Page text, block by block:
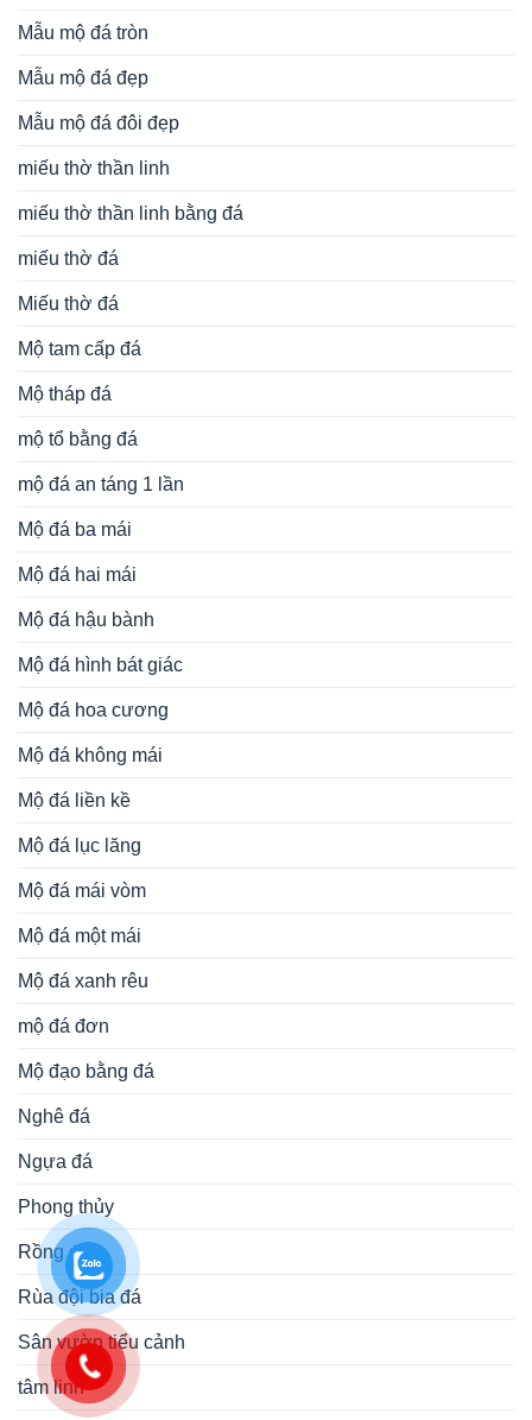
Mẫu mộ đá tròn
Mẫu mộ đá đẹp
Mẫu mộ đá đôi đẹp
miếu thờ thần linh
miếu thờ thần linh bằng đá
miếu thờ đá
Miếu thờ đá
Mộ tam cấp đá
Mộ tháp đá
mộ tổ bằng đá
mộ đá an táng 1 lần
Mộ đá ba mái
Mộ đá hai mái
Mộ đá hậu bành
Mộ đá hình bát giác
Mộ đá hoa cương
Mộ đá không mái
Mộ đá liền kề
Mộ đá lục lăng
Mộ đá mái vòm
Mộ đá một mái
Mộ đá xanh rêu
mộ đá đơn
Mộ đạo bằng đá
Nghê đá
Ngựa đá
Phong thủy
Rồng đá
Rùa đội bia đá
Sân vườn tiểu cảnh
tâm linh